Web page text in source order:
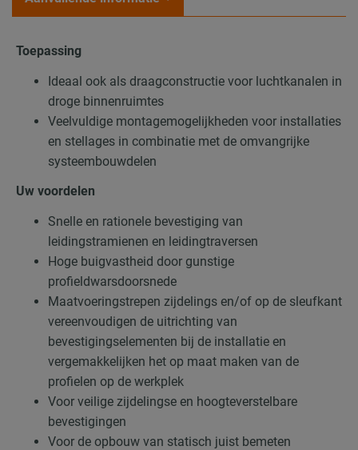
Toepassing
Ideaal ook als draagconstructie voor luchtkanalen in
droge binnenruimtes
Veelvuldige montagemogelijkheden voor installaties
en stellages in combinatie met de omvangrijke
systeembouwdelen
Uw voordelen
Snelle en rationele bevestiging van
leidingstramienen en leidingtraversen
Hoge buigvastheid door gunstige
profieldwarsdoorsnede
Maatvoeringstrepen zijdelings en/of op de sleufkant
vereenvoudigen de uitrichting van
bevestigingselementen bij de installatie en
vergemakkelijken het op maat maken van de
profielen op de werkplek
Voor veilige zijdelingse en hoogteverstelbare
bevestigingen
Voor de opbouw van statisch juist bemeten